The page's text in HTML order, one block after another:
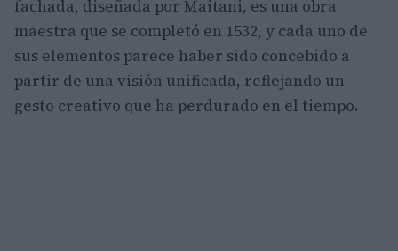
fachada, diseñada por Maitani, es una obra
maestra que se completó en 1532, y cada uno de
sus elementos parece haber sido concebido a
partir de una visión unificada, reflejando un
gesto creativo que ha perdurado en el tiempo.